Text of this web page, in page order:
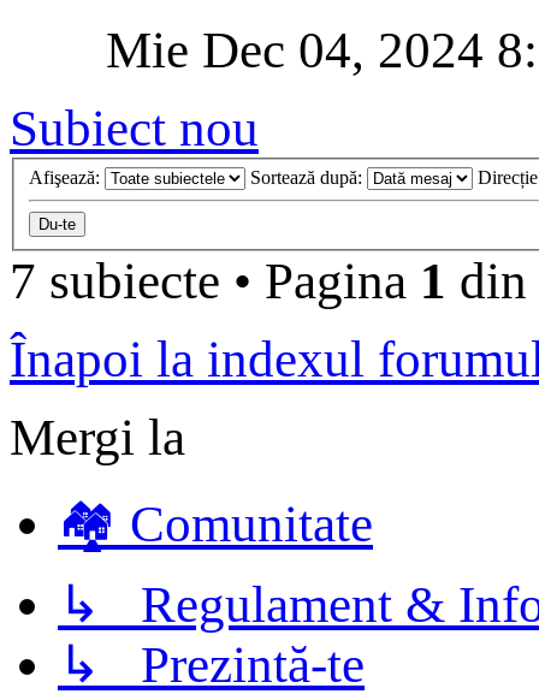
Mie Dec 04, 2024
Subiect nou
Afişează: Sortează după:
7 subiecte • Pagina 1 din
Înapoi la indexul
Mergi la
🏘️ Comunitate
↳ Regulament &
↳ Prezintă-te